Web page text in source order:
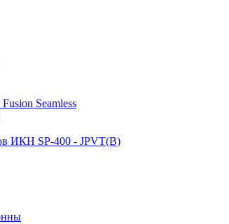
Seamless
ИКН SP-400 - JPVT(B)